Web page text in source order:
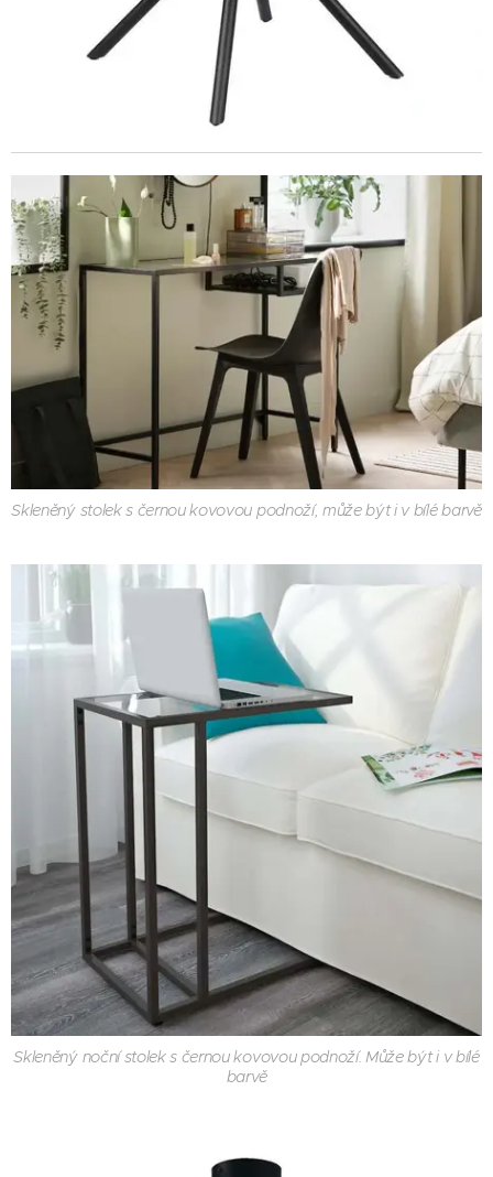
Skleněný stolek s černou kovovou podnoží, může být i v bílé barvě
Skleněný noční stolek s černou kovovou podnoží. Může být i v bílé
barvě